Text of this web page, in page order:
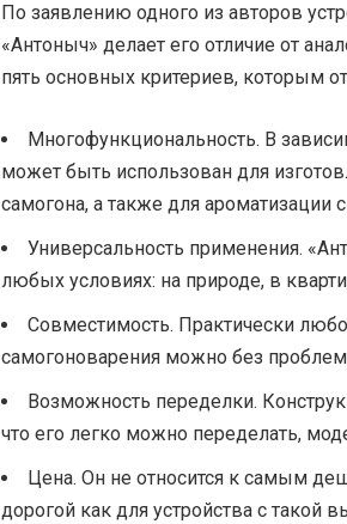
По заявлению одного из авторов
«Антоныч» делает его отличие от
пять основных критериев, которым
Многофункциональность. В
может быть использован для
самогона, а также для ароматизации
Универсальность применения.
любых условиях: на природе, в
Совместимость. Практически
самогоноварения можно без
Возможность переделки.
что его легко можно переделать,
Цена. Он не относится к самым
дорогой как для устройства с такой